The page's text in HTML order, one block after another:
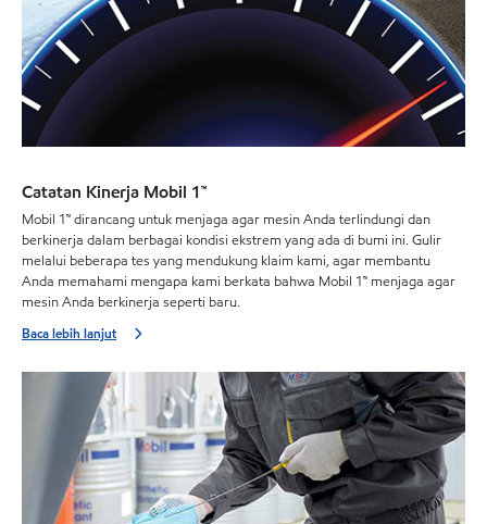
Catatan Kinerja Mobil 1™
Mobil 1™ dirancang untuk menjaga agar mesin Anda terlindungi dan
berkinerja dalam berbagai kondisi ekstrem yang ada di bumi ini. Gulir
melalui beberapa tes yang mendukung klaim kami, agar membantu
Anda memahami mengapa kami berkata bahwa Mobil 1™ menjaga agar
mesin Anda berkinerja seperti baru.
Baca lebih lanjut